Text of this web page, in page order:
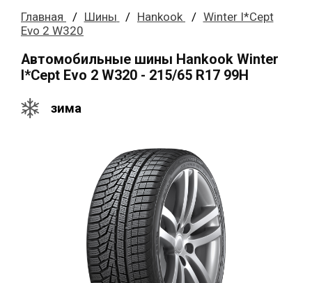
Главная Шины Hankook
Winter I*Cept
Evo 2 W320
Автомобильные шины Hankook Winter
I*Cept Evo 2 W320 - 215/65 R17 99H
зима